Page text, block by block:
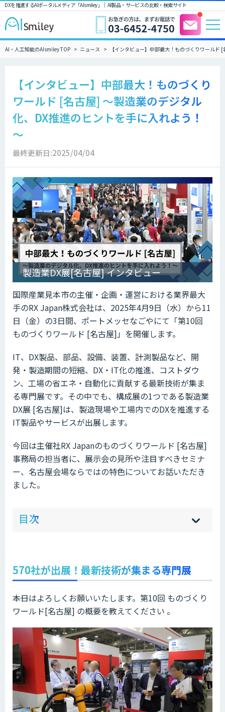
DXを推進するAIポータルメディア「AIsmiley」｜ AI製品・サービスの比較・検索サイト
AI・人工知能のAIsmiley TOP ニュース 【インタビュー】中部最大！ものづくりワール
【インタビュー】中部最大！ものづくり
ワールド [名古屋] ～製造業のデジタル
化、DX推進のヒントを手に入れよう！
～
最終更新日:2025/04/04
製造業DX展[名古屋] インタビュー
国際産業見本市の主催・企画・運営における業界最大
手のRX Japan株式会社は、2025年4月9日（水）から11
日（金）の3日間、ポートメッセなごやにて「第10回
ものづくりワールド [名古屋]」を開催します。
IT、DX製品、部品、設備、装置、計測製品など、開
発・製造期間の短縮、DX・IT化の推進、コストダウ
ン、工場の省エネ・自動化に貢献する最新技術が集ま
る専門展です。その中でも、構成展の1つである製造業
DX展 [名古屋]は、製造現場や工場内でのDXを推進する
IT製品やサービスが出展します。
今回は主催社RX Japanのものづくりワールド [名古屋]
事務局の担当者に、展示会の見所や注目すべきセミナ
ー、名古屋会場ならではの特色についてお話いただき
ました。
目次 hi
]
sh
]
570社が出展！最新技術が集まる専門展
――本日はよろしくお願いいたします。第10回 ものづくり
ワールド[名古屋] の概要を教えてください 。